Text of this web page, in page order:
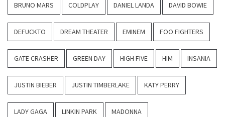
BRUNO MARS COLDPLAY DANIEL LANDA DAVID BOWIE
DEFUCKTO DREAM THEATER EMINEM FOO FIGHTERS
GATE CRASHER GREEN DAY HIGH FIVE HIM INSANIA
JUSTIN BIEBER JUSTIN TIMBERLAKE KATY PERRY
LADY GAGA LINKIN PARK MADONNA